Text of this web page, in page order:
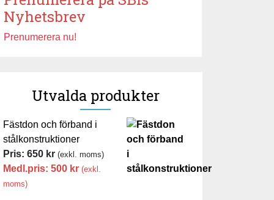
Nyhetsbrev
Prenumerera nu!
Utvalda produkter
Fästdon och förband i
stålkonstruktioner
Pris: 650 kr (exkl. moms)
Medl.pris: 500 kr (exkl.
moms)